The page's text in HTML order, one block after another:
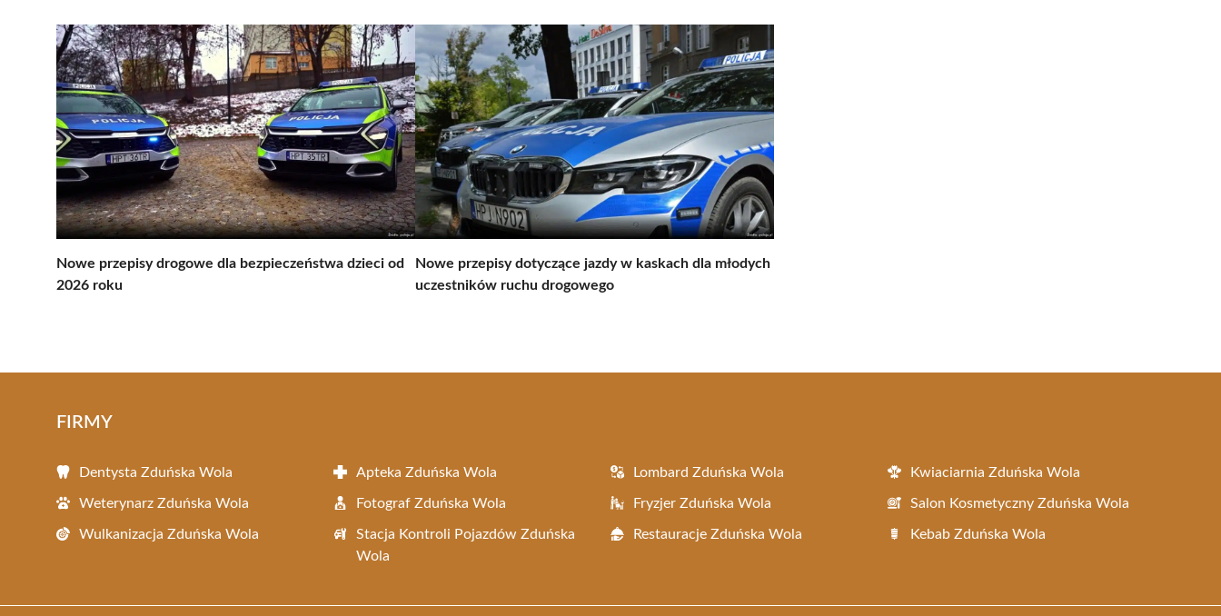
Nowe przepisy drogowe dla bezpieczeństwa dzieci od
2026 roku
Nowe przepisy dotyczące jazdy w kaskach dla młodych
uczestników ruchu drogowego
FIRMY
Dentysta Zduńska Wola Apteka Zduńska Wola Lombard Zduńska Wola Kwiaciarnia Zduńska Wola
Weterynarz Zduńska Wola Fotograf Zduńska Wola Fryzjer Zduńska Wola Salon Kosmetyczny Zduńska Wola
Wulkanizacja Zduńska Wola
Stacja Kontroli Pojazdów Zduńska
Wola
Restauracje Zduńska Wola Kebab Zduńska Wola